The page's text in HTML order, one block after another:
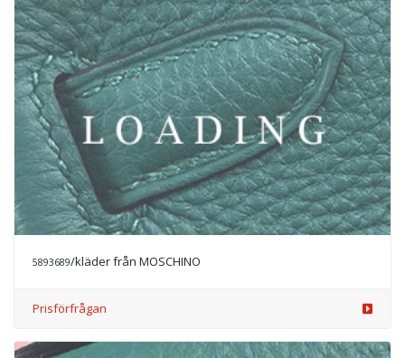
5893689/kläder från MOSCHINO
Prisförfrågan